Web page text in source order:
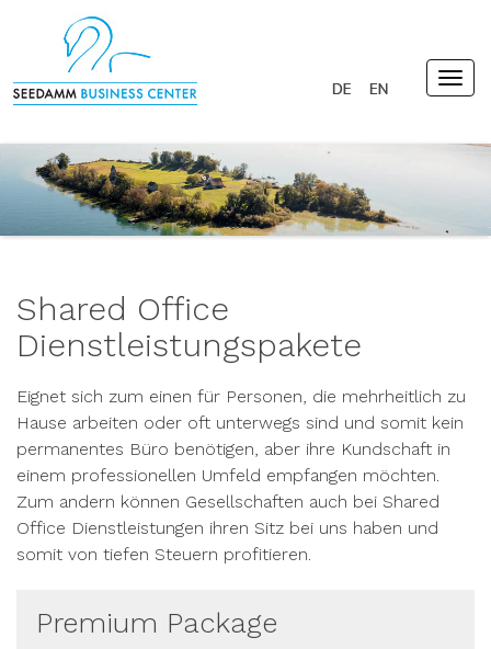
Shared Office
Dienstleistungspakete
Eignet sich zum einen für Personen, die mehrheitlich zu
Hause arbeiten oder oft unterwegs sind und somit kein
permanentes Büro benötigen, aber ihre Kundschaft in
einem professionellen Umfeld empfangen möchten.
Zum andern können Gesellschaften auch bei Shared
Office Dienstleistungen ihren Sitz bei uns haben und
somit von tiefen Steuern profitieren.
Premium Package